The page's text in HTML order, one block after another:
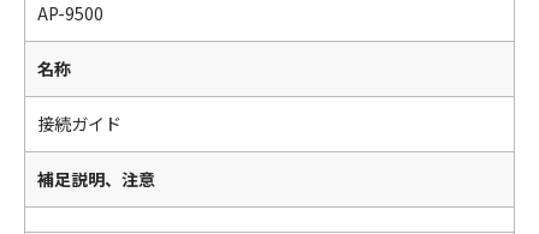
AP-9500
名称
接続ガイド
補足説明、注意